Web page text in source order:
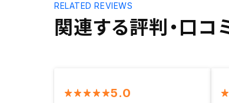
関連する評判・口コ
RELATED REVIEWS
5.0